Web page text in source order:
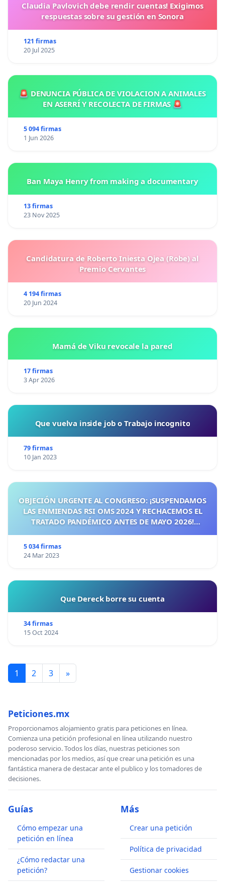
Claudia Pavlovich debe rendir cuentas! Exigimos
respuestas sobre su gestión en Sonora
121 firmas
20 Jul 2025
🚨 DENUNCIA PÚBLICA DE VIOLACION A ANIMALES
EN ASERRÍ Y RECOLECTA DE FIRMAS 🚨
5 094 firmas
1 Jun 2026
Ban Maya Henry from making a documentary
13 firmas
23 Nov 2025
Candidatura de Roberto Iniesta Ojea (Robe) al
Premio Cervantes
4 194 firmas
20 Jun 2024
Mamá de Viku revocale la pared
17 firmas
3 Apr 2026
Que vuelva inside job o Trabajo incognito
79 firmas
10 Jan 2023
OBJECIÓN URGENTE AL CONGRESO: ¡SUSPENDAMOS
LAS ENMIENDAS RSI OMS 2024 Y RECHACEMOS EL
TRATADO PANDÉMICO ANTES DE MAYO 2026!
5 034 firmas
24 Mar 2023
Que Dereck borre su cuenta
34 firmas
15 Oct 2024
1 2 3 »
Peticiones.mx
Proporcionamos alojamiento gratis para peticiones en línea.
Comienza una petición profesional en línea utilizando nuestro
poderoso servicio. Todos los días, nuestras peticiones son
mencionadas por los medios, así que crear una petición es una
fantástica manera de destacar ante el publico y los tomadores de
decisiones.
Guías
Cómo empezar una
petición en línea
¿Cómo redactar una
petición?
Más
Crear una petición
Política de privacidad
Gestionar cookies